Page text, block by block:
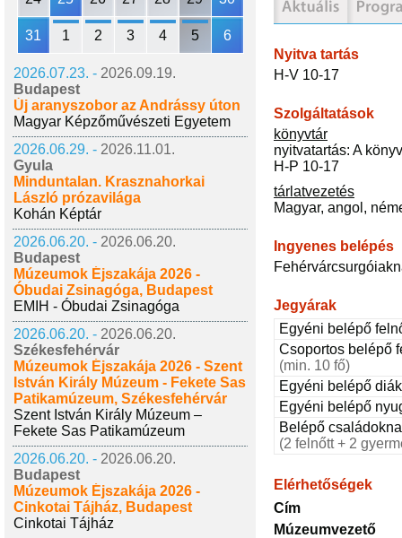
31 1 2 3 4 5 6
2026.07.23. - 2026.09.19.
Budapest
Új aranyszobor az Andrássy úton
Magyar Képzőművészeti Egyetem
2026.06.29. - 2026.11.01.
Gyula
Minduntalan. Krasznahorkai
László prózavilága
Kohán Képtár
2026.06.20. - 2026.06.20.
Budapest
Múzeumok Éjszakája 2026 -
Óbudai Zsinagóga, Budapest
EMIH - Óbudai Zsinagóga
2026.06.20. - 2026.06.20.
Székesfehérvár
Múzeumok Éjszakája 2026 - Szent
István Király Múzeum - Fekete Sas
Patikamúzeum, Székesfehérvár
Szent István Király Múzeum –
Fekete Sas Patikamúzeum
2026.06.20. - 2026.06.20.
Budapest
Múzeumok Éjszakája 2026 -
Cinkotai Tájház, Budapest
Cinkotai Tájház
Nyitva tartás
H-V 10-17
Szolgáltatások
könyvtár
nyitvatartás: A
H-P 10-17
tárlatvezetés
Magyar, angol,
Ingyenes belépés
Jegyárak
Egyéni belépő
Csoportos belépő
(min. 10 fő)
Egyéni belépő
Egyéni belépő
Belépő
(2 felnőtt + 2
Elérhetőségek
Cím
Múzeumvezető